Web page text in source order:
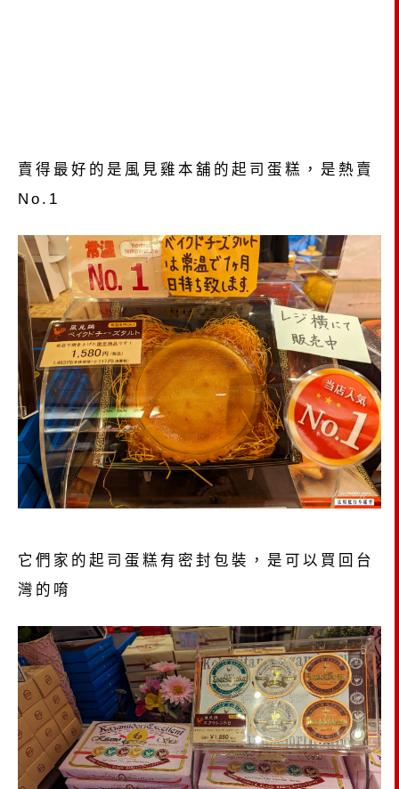
賣得最好的是風見雞本舖的起司蛋糕，是熱賣
No.1
它們家的起司蛋糕有密封包裝，是可以買回台
灣的唷